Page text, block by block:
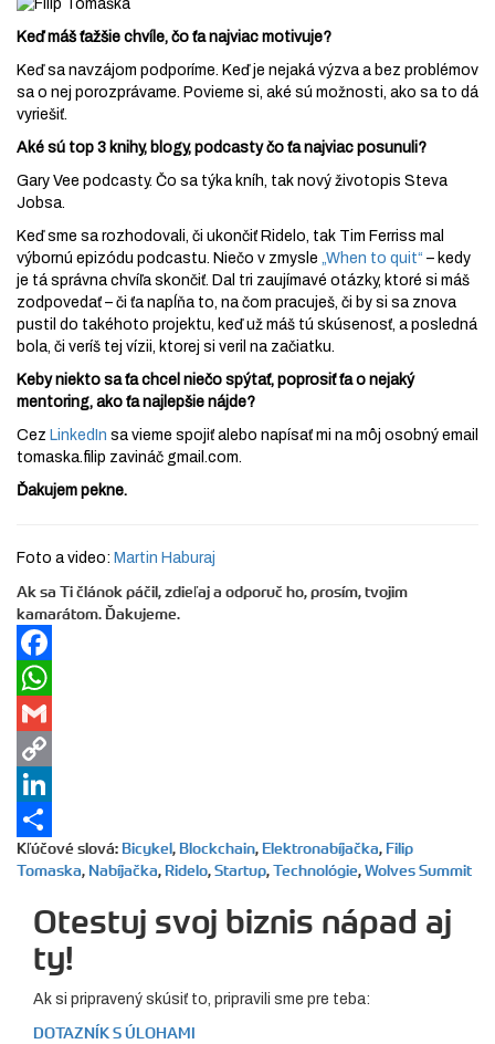
Keď máš ťažšie chvíle, čo ťa najviac motivuje?
Keď sa navzájom podporíme. Keď je nejaká výzva a bez problémov
sa o nej porozprávame. Povieme si, aké sú možnosti, ako sa to dá
vyriešiť.
Aké sú top 3 knihy, blogy, podcasty čo ťa najviac posunuli?
Gary Vee podcasty. Čo sa týka kníh, tak nový životopis Steva
Jobsa.
Keď sme sa rozhodovali, či ukončiť Ridelo, tak Tim Ferriss mal
výbornú epizódu podcastu. Niečo v zmysle „When to quit“ – kedy
je tá správna chvíľa skončiť. Dal tri zaujímavé otázky, ktoré si máš
zodpovedať – či ťa napĺňa to, na čom pracuješ, či by si sa znova
pustil do takéhoto projektu, keď už máš tú skúsenosť, a posledná
bola, či veríš tej vízii, ktorej si veril na začiatku.
Keby niekto sa ťa chcel niečo spýtať, poprosiť ťa o nejaký
mentoring, ako ťa najlepšie nájde?
Cez LinkedIn sa vieme spojiť alebo napísať mi na môj osobný email
tomaska.filip zavináč gmail.com.
Ďakujem pekne.
Foto a video: Martin Haburaj
Ak sa Ti článok páčil, zdieľaj a odporuč ho, prosím, tvojim
kamarátom. Ďakujeme.
Facebook
WhatsApp
Gmail
Copy
Link
LinkedIn
Share
Kľúčové slová: Bicykel, Blockchain, Elektronabíjačka, Filip
Tomaska, Nabíjačka, Ridelo,Startup,Technológie,Wolves Summit
Otestuj svoj biznis nápad aj
ty!
Ak si pripravený skúsiť to, pripravili sme pre teba:
DOTAZNÍK S ÚLOHAMI